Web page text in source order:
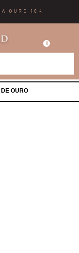
OURO 18K
0
OURO